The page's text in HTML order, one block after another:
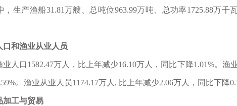
，生产渔船31.81万艘、总吨位963.99万吨、总功率1725.88万千
口和渔业从业人员
业人口1582.47万人，比上年减少16.10万人，同比下降1.01%。
。渔业从业人员1174.17万人, 比上年减少2.06万人，同比下降
加工与贸易